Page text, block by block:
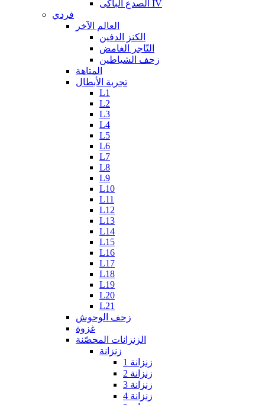
الصدع الباكى IV
فردي
العالم الآخر
الكنز الدفين
التّاجر الغامض
زحف الشياطين
المتاهة
تجربة الأبطال
L1
L2
L3
L4
L5
L6
L7
L8
L9
L10
L11
L12
L13
L14
L15
L16
L17
L18
L19
L20
L21
زحف الوحوش
غزوة
الزنزانات المحصّنة
زنزانة
زنزانة 1
زنزانة 2
زنزانة 3
زنزانة 4